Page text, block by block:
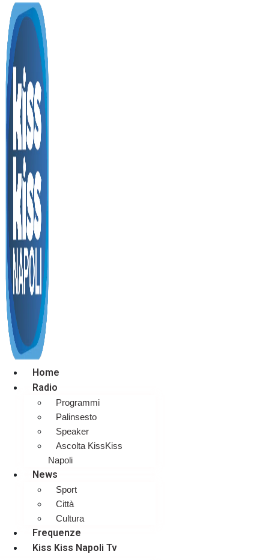
Home
Radio
Programmi
Palinsesto
Speaker
Ascolta KissKiss
Napoli
News
Sport
Città
Cultura
Frequenze
Kiss Kiss Napoli Tv